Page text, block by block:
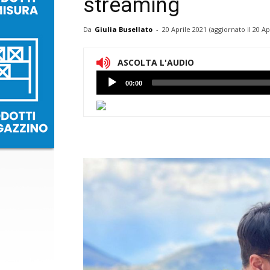
streaming
Da Giulia Busellato - 20 Aprile 2021 (aggiornato il 20
ASCOLTA L'AUDIO
Lettore
Audio
00:00